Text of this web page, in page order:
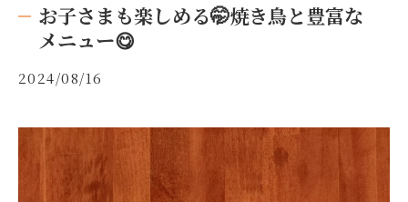
お子さまも楽しめる🤭焼き鳥と豊富な
メニュー😋
2024/08/16